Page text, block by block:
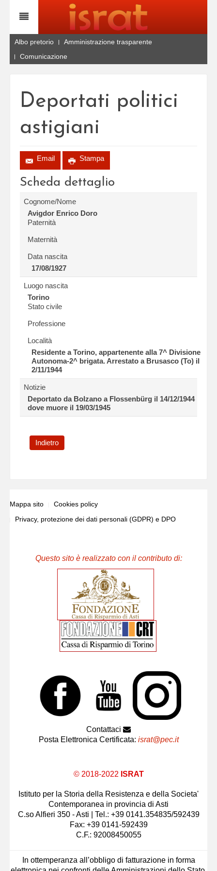
Albo pretorio
Amministrazione trasparente
Comunicazione
Deportati politici
astigiani
Email Stampa
Scheda dettaglio
Cognome/Nome
Avigdor Enrico Doro
Paternità
Maternità
Data nascita
17/08/1927
Luogo nascita
Torino
Stato civile
Professione
Località
Residente a Torino, appartenente alla 7^ Divisione
Autonoma-2^ brigata. Arrestato a Brusasco (To) il
2/11/1944
Notizie
Deportato da Bolzano a Flossenbürg il 14/12/1944
dove muore il 19/03/1945
Indietro
Mappa sito
Cookies policy
Privacy, protezione dei dati personali (GDPR) e DPO
Questo sito è realizzato con il contributo di:
Contattaci
Posta Elettronica Certificata: israt@pec.it
© 2018-2022 ISRAT
Istituto per la Storia della Resistenza e della Societa'
Contemporanea in provincia di Asti
C.so Alfieri 350 - Asti | Tel.: +39 0141.354835/592439
Fax: +39 0141-592439
C.F.: 92008450055
In ottemperanza all’obbligo di fatturazione in forma